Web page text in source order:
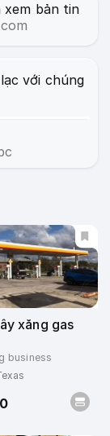
xem bản tin
với chúng
xăng gas
business